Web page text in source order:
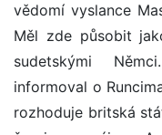
vědomí vyslance
Měl zde působit
sudetskými
informoval o
rozhoduje britská